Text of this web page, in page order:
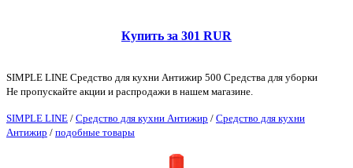
Купить за 301 RUR
SIMPLE LINE Средство для кухни Антижир 500 Средства для уборки
Не пропускайте акции и распродажи в нашем магазине.
SIMPLE LINE / Средство для кухни Антижир / Средство для кухни
Антижир / подобные товары